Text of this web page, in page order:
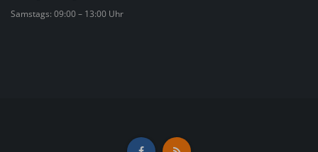
Samstags: 09:00 – 13:00 Uhr